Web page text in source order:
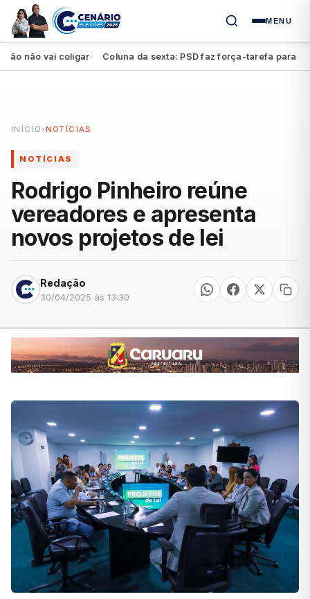
MENU
vai coligar● Coluna da sexta: PSD faz força-tarefa para
INÍCIO › NOTÍCIAS
NOTÍCIAS
Rodrigo Pinheiro reúne
vereadores e apresenta
novos projetos de lei
Redação
30/04/2025 às 13:30